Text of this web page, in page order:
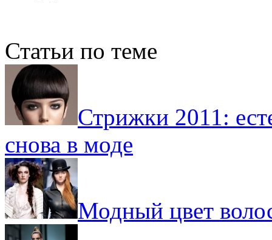
Статьи по теме
Стрижки 2011:
снова в моде
Модный цвет